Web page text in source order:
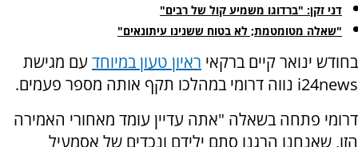
דני זקן: "ברדוגו משמיע קול של רבים"
"שאלה מטומטמת; לא בטוח ששנינו עיתונאים"
בחודש ינואר קיים ברקאי ראיון טעון במיוחד עם מגישת
i24news נווה דרומי במהלכו תקף אותה מספר פעמים.
דרומי פתחה בשאלה "אתה עדיין עומד מאחורי האמירה
הזו, שאנחנו הרגנו סתם ילידם ונכדים של אסמעיל